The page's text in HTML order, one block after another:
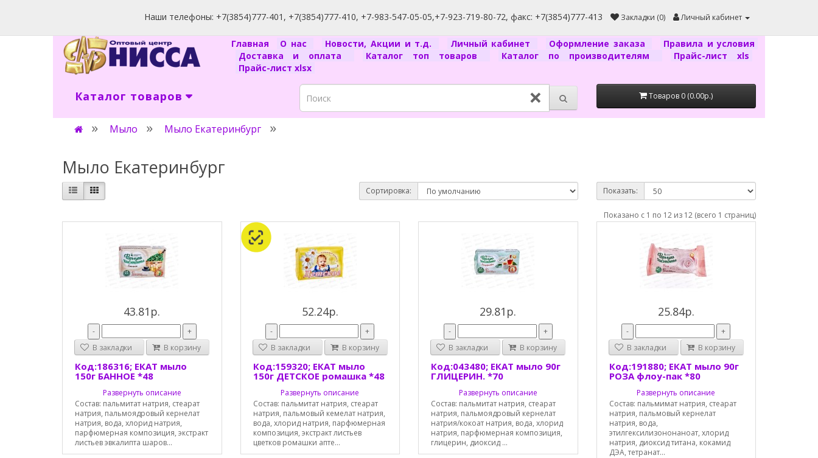
Наши телефоны: +7(3854)777-401, +7(3854)777-410, +7-983-547-05-05,+7-923-719-80-72, факс: +7(3854)777-413 Закладки (0) Личный кабинет
Главная О нас Новости, Акции и т.д. Личный кабинет Оформление заказа
Правила и условия
Доставка и оплата
Каталог топ товаров Каталог по производителям
Прайс-лист xls
Прайс-лист xlsx
Каталог товаров × Товаров 0 (0.00р.)
Мыло Мыло Екатеринбург
Мыло Екатеринбург
Сортировка: Показать:
Показано с 1 по 12 из 12 (всего 1 страниц)
43.81р.
-
+
В закладки
В корзину
Код:186316; ЕКАТ мыло
150г БАННОЕ *48
Развернуть описание
Состав: пальмитат натрия, стеарат
натрия, пальмоядровый кернелат
натрия, вода, хлорид натрия,
парфюмерная композиция, экстракт
листьев эвкалипта шаров...
52.24р.
-
+
В закладки
В корзину
Код:159320; ЕКАТ мыло
150г ДЕТСКОЕ ромашка *48
Развернуть описание
Состав: пальмитат натрия, стеарат
натрия, пальмовый кемелат натрия,
вода, хлорид натрия, парфюмерная
композиция, экстракт листьев
цветков ромашки апте...
29.81р.
-
+
В закладки
В корзину
Код:043480; ЕКАТ мыло 90г
ГЛИЦЕРИН. *70
Развернуть описание
Состав: пальмитат натрия, стеарат
натрия, пальмоядровый кернелат
натрия/кокоат натрия, вода, хлорид
натрия, парфюмерная композиция,
глицерин, диоксид ...
25.84р.
-
+
В закладки
В корзину
Код:191880; ЕКАТ мыло 90г
РОЗА флоу-пак *80
Развернуть описание
Состав: пальмимат натрия, стеарат
натрия, пальмовый кернелат
натрия, вода,
этилгексилизононаноат, хлорид
натрия, диоксид титана, кокамид
ДЭА, тетранат...